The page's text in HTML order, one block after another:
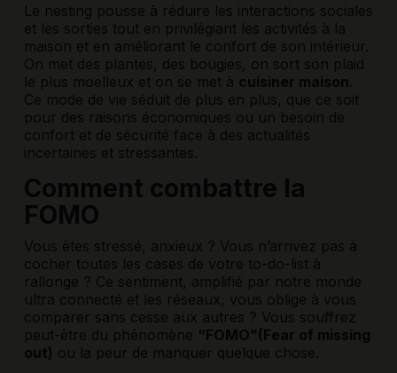
Le nesting pousse à réduire les interactions sociales
et les sorties tout en privilégiant les activités à la
maison et en améliorant le confort de son intérieur.
On met des plantes, des bougies, on sort son plaid
le plus moelleux et on se met à cuisiner maison
Ce mode de vie séduit de plus en plus, que ce soit
pour des raisons économiques ou un besoin de
confort et de sécurité face à des actualités
incertaines et stressantes.
Comment combattre la
FOMO
Vous êtes stressé, anxieux ? Vous n’arrivez pas à
cocher toutes les cases de votre to-do-list à
rallonge ? Ce sentiment, amplifié par notre monde
ultra connecté et les réseaux, vous oblige à vous
comparer sans cesse aux autres ? Vous souffrez
peut-être du phénomène “FOMO”(Fear of missing
out) ou la peur de manquer quelque chose.